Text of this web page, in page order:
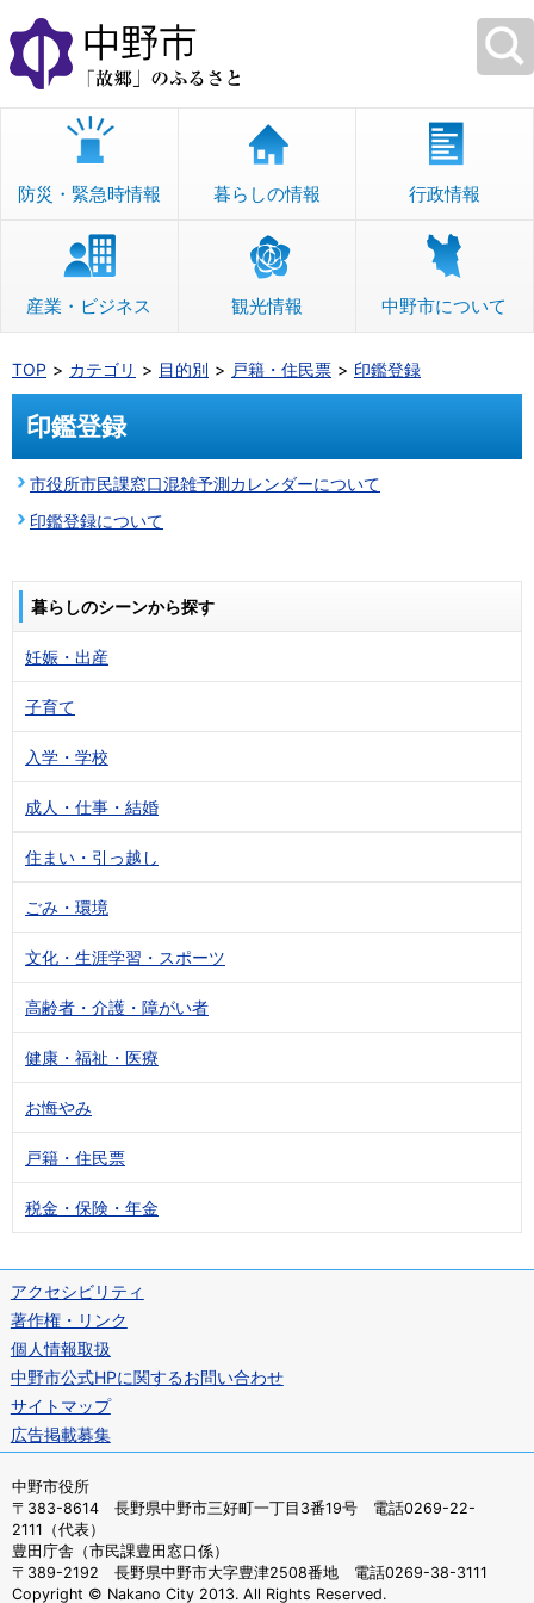
本
文
へ
移
防災・緊急時情報 暮らしの情報 行政情報
産業・ビジネス 観光情報 中野市について
TOP カテゴリ 目的別 戸籍・住民票 印鑑登録
印鑑登録
市役所市民課窓口混雑予測カレンダーについて
印鑑登録について
暮らしのシーンから探す
妊娠・出産
子育て
入学・学校
成人・仕事・結婚
住まい・引っ越し
ごみ・環境
文化・生涯学習・スポーツ
高齢者・介護・障がい者
健康・福祉・医療
お悔やみ
戸籍・住民票
税金・保険・年金
アクセシビリティ
著作権・リンク
個人情報取扱
中野市公式HPに関するお問い合わせ
サイトマップ
広告掲載募集
中野市役所
〒383-8614 長野県中野市三好町一丁目3番19号 電話0269-22-
2111（代表）
豊田庁舎（市民課豊田窓口係）
〒389-2192 長野県中野市大字豊津2508番地 電話0269-38-3111
Copyright © Nakano City 2013. All Rights Reserved.